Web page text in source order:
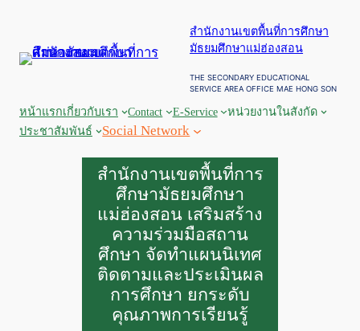
สำนักงานเขตพื้นที่การศึกษา
มัธยมศึกษาแม่ฮ่องสอน
THE SECONDARY EDUCATIONAL
SERVICE AREA OFFICE MAE HONG SON
หน้าแรกเกี่ยวกับเรา Contact E-Service
หน่วยงานในสังกัด
ประชาสัมพันธ์
Social Network
สำนักงานเขตพื้นที่การ
ศึกษามัธยมศึกษา
แม่ฮ่องสอน เสริมสร้าง
ความร่วมมือสถาน
ศึกษา จัดทำแผนนิเทศ
ติดตามและประเมินผล
การศึกษา ยกระดับ
คุณภาพการเรียนรู้